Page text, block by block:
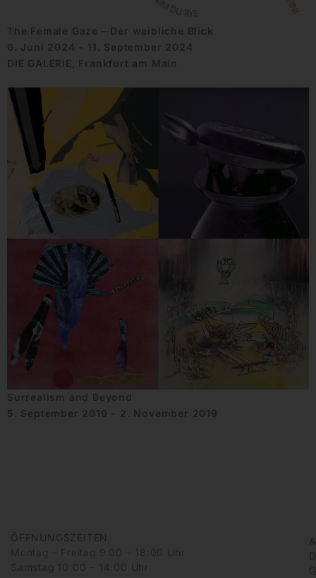
The Female Gaze – Der weibliche Blick
6. Juni 2024 - 11. September 2024
DIE GALERIE, Frankfurt am Main
Surrealism and Beyond
5. September 2019 - 2. November 2019
ÖFFNUNGSZEITEN
Montag – Freitag 9:00 – 18:00 Uhr
Samstag 10:00 – 14:00 Uhr